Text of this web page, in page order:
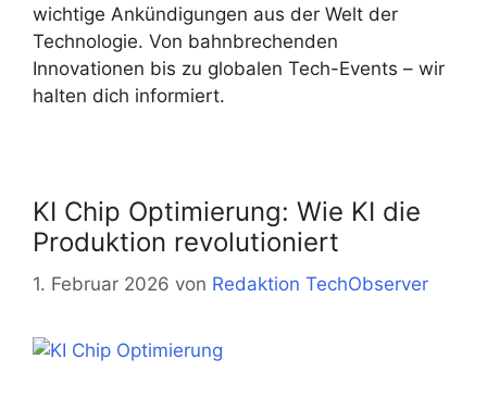
wichtige Ankündigungen aus der Welt der
Technologie. Von bahnbrechenden
Innovationen bis zu globalen Tech-Events – wir
halten dich informiert.
KI Chip Optimierung: Wie KI die
Produktion revolutioniert
1. Februar 2026 von Redaktion TechObserver